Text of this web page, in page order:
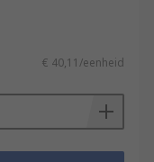
€ 40,11/eenheid